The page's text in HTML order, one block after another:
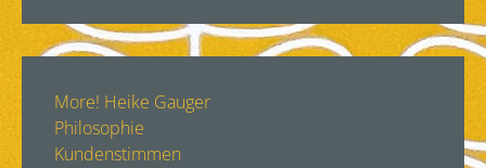
More! Heike Gauger
Philosophie
Kundenstimmen